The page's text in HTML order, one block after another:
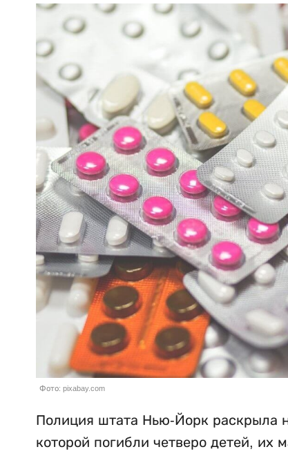
Фото: pixabay.com
Полиция штата Нью-Йорк раскрыла
которой погибли четверо детей, их